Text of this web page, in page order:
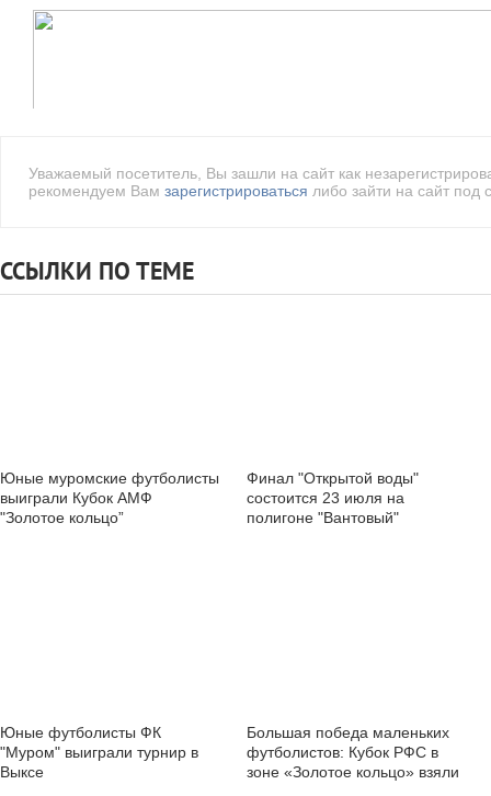
Уважаемый посетитель, Вы зашли на сайт как
рекомендуем Вам зарегистрироваться либо зайти на сайт
ССЫЛКИ ПО ТЕМЕ
Юные муромские футболисты
выиграли Кубок АМФ
"Золотое кольцо”
Финал "Открытой воды"
состоится 23 июля на
полигоне "Вантовый"
Юные футболисты ФК
"Муром" выиграли турнир в
Выксе
Большая победа маленьких
футболистов: Кубок РФС в
зоне «Золотое кольцо» взяли